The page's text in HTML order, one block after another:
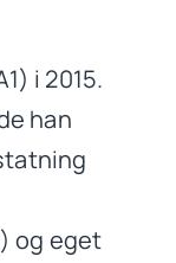
i 2015.
han
og eget